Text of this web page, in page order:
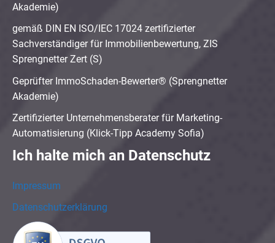
Akademie)
gemäß DIN EN ISO/IEC 17024 zertifizierter
Sachverständiger für Immobilienbewertung, ZIS
Sprengnetter Zert (S)
Geprüfter ImmoSchaden-Bewerter® (Sprengnetter
Akademie)
Zertifizierter Unternehmensberater für Marketing-
Automatisierung (Klick-Tipp Academy Sofia)
Ich halte mich an Datenschutz
Impressum
Datenschutzerklärung